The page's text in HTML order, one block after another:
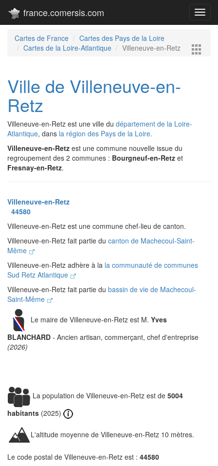
france.comersis.com
Cartes de France
Cartes des Pays de la Loire
Cartes de la Loire-Atlantique
Villeneuve-en-Retz
Ville de Villeneuve-en-
Retz
Villeneuve-en-Retz est une ville du département de la Loire-
Atlantique, dans la région des Pays de la Loire.
Villeneuve-en-Retz est une commune nouvelle issue du
regroupement des 2 communes : Bourgneuf-en-Retz et
Fresnay-en-Retz.
Villeneuve-en-Retz
44580
Villeneuve-en-Retz est une commune chef-lieu de canton.
Villeneuve-en-Retz fait partie du canton de Machecoul-Saint-
Même
Villeneuve-en-Retz adhère à la la communauté de communes
Sud Retz Atlantique
Villeneuve-en-Retz fait partie du bassin de vie de Machecoul-
Saint-Même
Le maire de Villeneuve-en-Retz est M. Yves
BLANCHARD - Ancien artisan, commerçant, chef d'entreprise
(2026)
La population de Villeneuve-en-Retz est de 5004
habitants (2025)
L'altitude moyenne de Villeneuve-en-Retz 10 mètres.
Le code postal de Villeneuve-en-Retz est : 44580